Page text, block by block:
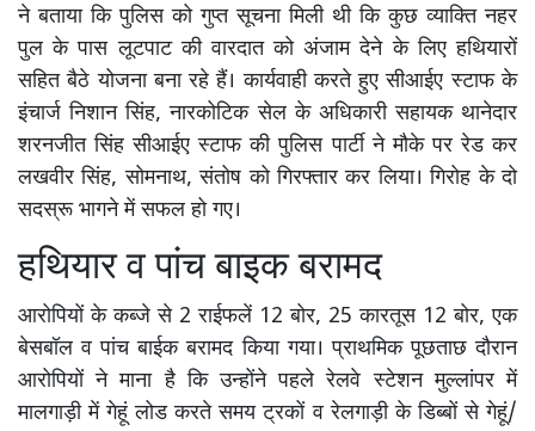
ने बताया कि पुलिस को गुप्त सूचना मिली थी कि कुछ व्याक्ति नहर
पुल के पास लूटपाट की वारदात को अंजाम देने के लिए हथियारों
सहित बैठे योजना बना रहे हैं। कार्यवाही करते हुए सीआईए स्टाफ के
इंचार्ज निशान सिंह, नारकोटिक सेल के अधिकारी सहायक थानेदार
शरनजीत सिंह सीआईए स्टाफ की पुलिस पार्टी ने मौके पर रेड कर
लखवीर सिंह, सोमनाथ, संतोष को गिरफ्तार कर लिया। गिरोह के दो
सदस्रू भागने में सफल हो गए।
हथियार व पांच बाइक बरामद
आरोपियों के कब्जे से 2 राईफलें 12 बोर, 25 कारतूस 12 बोर, एक
बेसबॉल व पांच बाईक बरामद किया गया। प्राथमिक पूछताछ दौरान
आरोपियों ने माना है कि उन्होंने पहले रेलवे स्टेशन मुल्लांपर में
मालगाड़ी में गेहूं लोड करते समय ट्रकों व रेलगाड़ी के डिब्बों से गेहूं/